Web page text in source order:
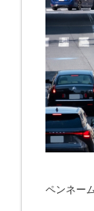
ペンネー